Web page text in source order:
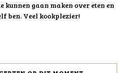
kunnen gaan maken over eten en
ben. Veel kookplezier!